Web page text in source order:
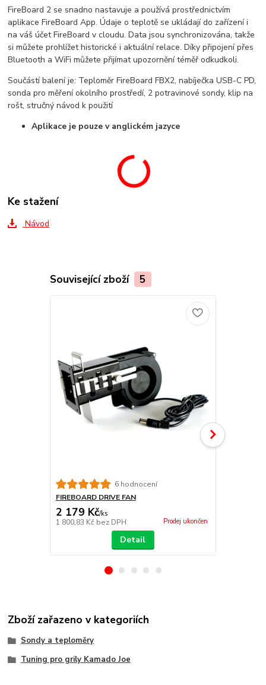
FireBoard 2 se snadno nastavuje a používá prostřednictvím
aplikace FireBoard App. Údaje o teplotě se ukládají do zařízení i
na váš účet FireBoard v cloudu. Data jsou synchronizována, takže
si můžete prohlížet historické i aktuální relace. Díky připojení přes
Bluetooth a WiFi můžete přijímat upozornění téměř odkudkoli.
Součástí balení je: Teploměr FireBoard FBX2, nabíječka USB-C PD,
sonda pro měření okolního prostředí, 2 potravinové sondy, klip na
rošt, stručný návod k použití
Aplikace je pouze v anglickém jazyce
Ke stažení
Návod
Související zboží 5
6 hodnocení
FIREBOARD DRIVE FAN
2 179 Kč/ks
1 800,83 Kč bez DPH Prodej ukončen
Detail
Zboží zařazeno v kategoriích
Sondy a teploměry
Tuning pro grily Kamado Joe